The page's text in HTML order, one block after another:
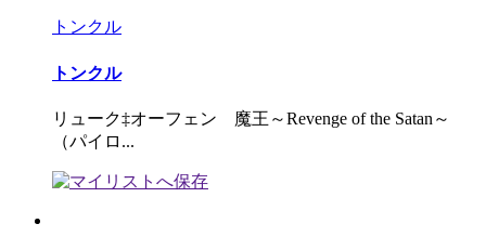
トンクル
トンクル
リューク‡オーフェン 魔王～Revenge of the Satan～
（パイロ...